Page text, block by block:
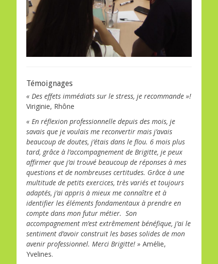
Témoignages
« Des effets immédiats sur le stress, je recommande »!
Viriginie, Rhône
« En réflexion professionnelle depuis des mois, je
savais que je voulais me reconvertir mais j’avais
beaucoup de doutes, j’étais dans le flou. 6 mois plus
tard, grâce à l’accompagnement de Brigitte, je peux
affirmer que j’ai trouvé beaucoup de réponses à mes
questions et de nombreuses certitudes. Grâce à une
multitude de petits exercices, très variés et toujours
adaptés, j’ai appris à mieux me connaître et à
identifier les éléments fondamentaux à prendre en
compte dans mon futur métier. Son
accompagnement m’est extrêmement bénéfique, j’ai le
sentiment d’avoir construit les bases solides de mon
avenir professionnel. Merci Brigitte! » Amélie,
Yvelines.